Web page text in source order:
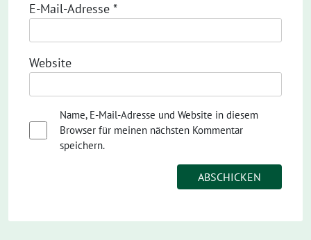
E-Mail-Adresse *
Website
Name, E-Mail-Adresse und Website in diesem
Browser für meinen nächsten Kommentar
speichern.